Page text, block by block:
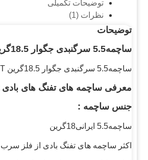
توضیحات تکمیلی
نظرات (1)
توضیحات
ساچمه5.5 سرگنبدی جگوار 18.5گرین
ساچمه5.5 سرگنبدی جگوار 18.5گرین Jaguvar BULLET
معرفی ساچمه های تفنگ های بادی
جنس ساچمه :
ساچمه5.5 ایرانی18گرین
اکثر ساچمه های تفنگ بادی از فلز